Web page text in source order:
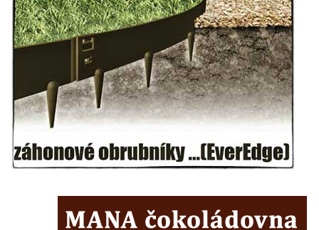
Pavla v Jeníkově
Kříž na návsi v Jeníkově
Kříž na křižovatce v Teplické ulici v Lahošti
Kříž U Pěti lip na pastvině severovýchodně
od Mikulášovic
Kříž na rozcestí u domu čp. 123 v
Wäberův kříž v zahradě domu čp. 184 v
Posteltův kříž naproti domu ev.č. 29 v